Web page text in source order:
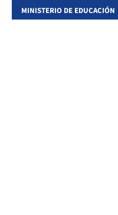
MINISTERIO DE EDUCACIÓN